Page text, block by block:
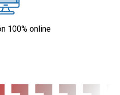
100% online